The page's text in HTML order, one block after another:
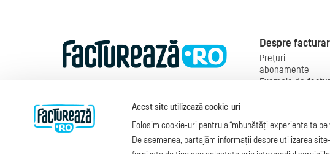
Despre
Preţuri
abonamente
Exemple de
Legislaţie facturi
Facturare online
blog.factureaza.ro
Acest site utilizează cookie-uri
Folosim cookie-uri pentru a îmbunătăți experiența ta
De asemenea, partajăm informații despre utilizarea